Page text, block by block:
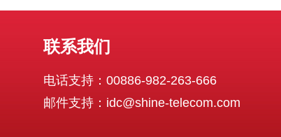
联系我们
电话支持：00886-982-263-666
邮件支持：idc@shine-telecom.com